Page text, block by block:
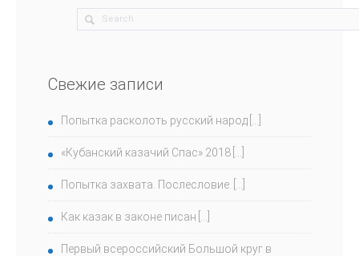
Свежие записи
Попытка расколоть русский народ
«Кубанский казачий Спас» 2018
Попытка захвата. Послесловие.
Как казак в законе писан
Первый всероссийский Большой круг в